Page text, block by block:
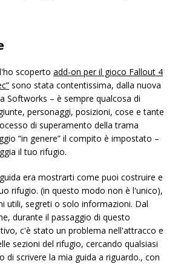
scoperto add-on per il gioco Fallout 4
sono stata contentissima, dalla nuova
Softworks – è sempre qualcosa di
personaggi, posizioni, cose e tante
di superamento della trama
“in genere” il compito è impostato –
il tuo rifugio.
era mostrarti come puoi costruire e
rifugio. (in questo modo non è l'unico),
utili, segreti o solo informazioni. Dal
durante il passaggio di questo
c'è stato un problema nell'attracco e
sezioni del rifugio, cercando qualsiasi
di scrivere la mia guida a riguardo., con